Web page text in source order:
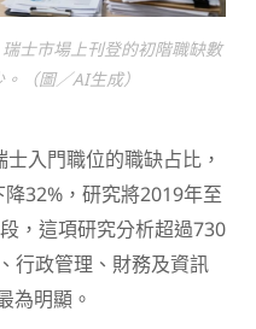
士市場上刊登的初階職缺數
（圖／AI生成）
入門職位的職缺占比，
32%，研究將2019年至
，這項研究分析超過730
行政管理、財務及資訊
為明顯。